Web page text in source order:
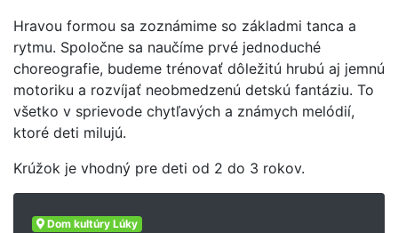
Hravou formou sa zoznámime so základmi tanca a
rytmu. Spoločne sa naučíme prvé jednoduché
choreografie, budeme trénovať dôležitú hrubú aj jemnú
motoriku a rozvíjať neobmedzenú detskú fantáziu. To
všetko v sprievode chytľavých a známych melódií,
ktoré deti milujú.
Krúžok je vhodný pre deti od 2 do 3 rokov.
Dom kultúry Lúky